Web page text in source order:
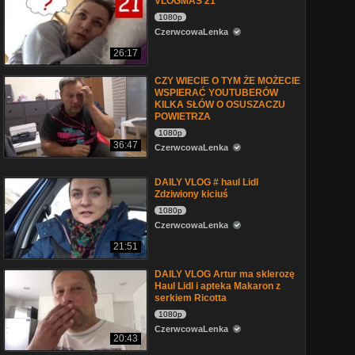
26:17
1080p
CzerwcowaLenka
36:47
CZY WIECIE O TYM ŻE MOŻECIE
WSPIERAĆ YOUTUBERÓW
KILKA SŁÓW O OSUSZACZU
POWIETRZA
1080p
CzerwcowaLenka
21:51
DAILY VLOG # haul Lidl
Zdziwiony kiciuś
1080p
CzerwcowaLenka
20:43
DAILY VLOG Artur ma sklerozę
Haul Lidl i apteka Makaron z
serkiem Ricotta
1080p
CzerwcowaLenka